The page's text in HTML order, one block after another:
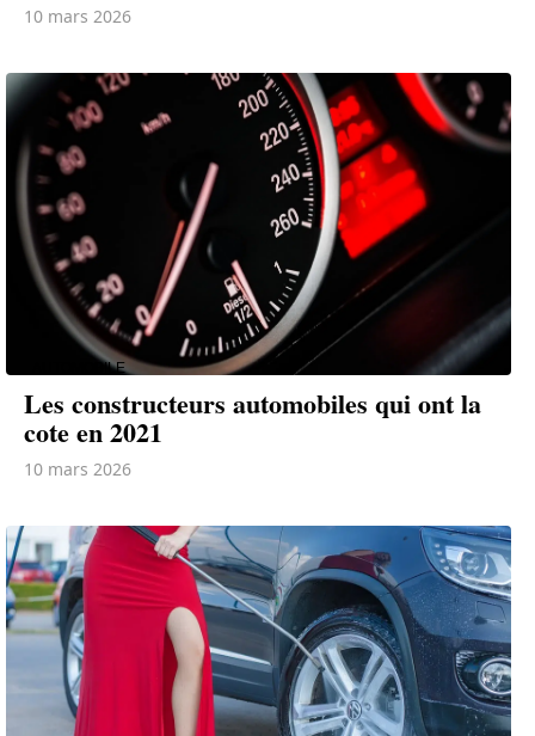
10 mars 2026
AUTOMOBILE
Les constructeurs automobiles qui ont la
cote en 2021
10 mars 2026